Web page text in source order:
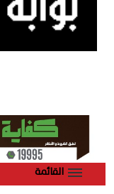
القائمة